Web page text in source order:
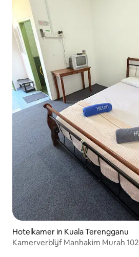
Hotelkamer in Kuala Terengganu
Kamerverblijf Manhakim Murah 102